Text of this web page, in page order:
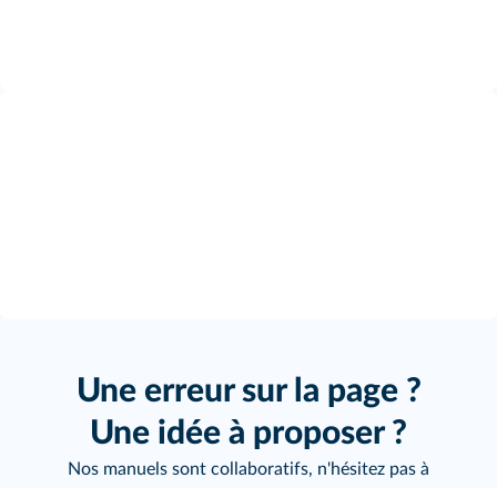
Une erreur sur la page ?
Une idée à proposer ?
Nos manuels sont collaboratifs, n'hésitez pas à